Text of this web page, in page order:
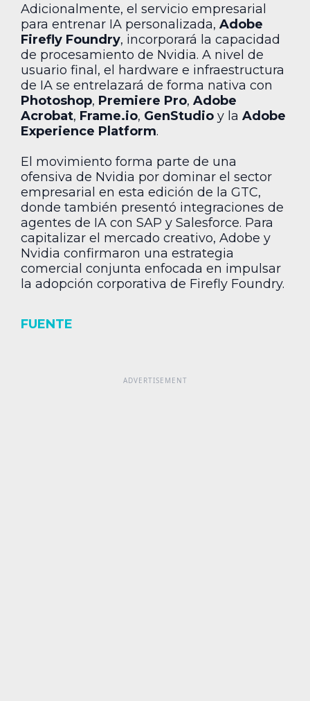
Adicionalmente, el servicio empresarial
para entrenar IA personalizada, Adobe
Firefly Foundry, incorporará la capacidad
de procesamiento de Nvidia. A nivel de
usuario final, el hardware e infraestructura
de IA se entrelazará de forma nativa con
Photoshop, Premiere Pro, Adobe
Acrobat, Frame.io, GenStudio y la Adobe
Experience Platform.
El movimiento forma parte de una
ofensiva de Nvidia por dominar el sector
empresarial en esta edición de la GTC,
donde también presentó integraciones de
agentes de IA con SAP y Salesforce. Para
capitalizar el mercado creativo, Adobe y
Nvidia confirmaron una estrategia
comercial conjunta enfocada en impulsar
la adopción corporativa de Firefly Foundry.
FUENTE